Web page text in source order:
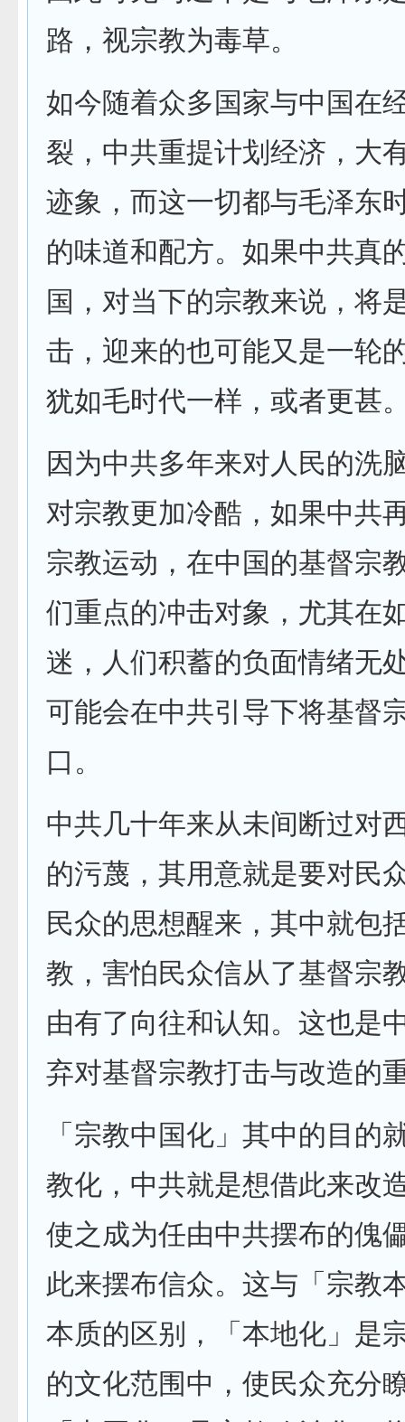
路，视宗教为毒草。
如今随着众多国家与中国在
裂，中共重提计划经济，大
迹象，而这一切都与毛泽东
的味道和配方。如果中共真
国，对当下的宗教来说，将
击，迎来的也可能又是一轮
犹如毛时代一样，或者更甚
因为中共多年来对人民的洗
对宗教更加冷酷，如果中共
宗教运动，在中国的基督宗
们重点的冲击对象，尤其在
迷，人们积蓄的负面情绪无
可能会在中共引导下将基督
口。
中共几十年来从未间断过对
的污蔑，其用意就是要对民
民众的思想醒来，其中就包
教，害怕民众信从了基督宗
由有了向往和认知。这也是
弃对基督宗教打击与改造的
「宗教中国化」其中的目的
教化，中共就是想借此来改
使之成为任由中共摆布的傀
此来摆布信众。这与「宗教
本质的区别，「本地化」是
的文化范围中，使民众充分